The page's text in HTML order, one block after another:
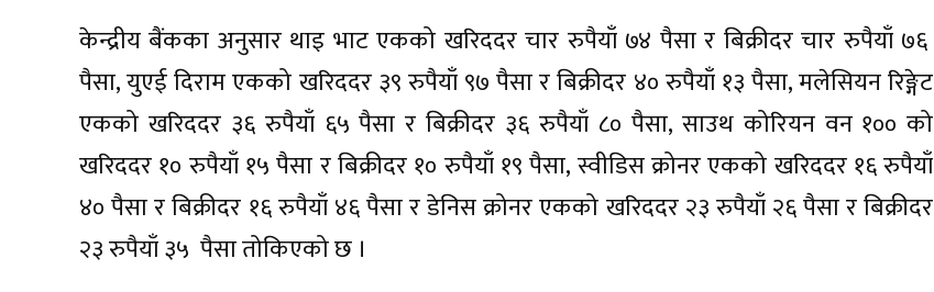
केन्द्रीय बैंकका अनुसार थाइ भाट एकको खरिददर चार रुपैयाँ ७४ पैसा र बिक्रीदर चार रुपैयाँ ७६
पैसा, युएई दिराम एकको खरिददर ३९ रुपैयाँ ९७ पैसा र बिक्रीदर ४० रुपैयाँ १३ पैसा, मलेसियन रिङ्गेट
एकको खरिददर ३६ रुपैयाँ ६५ पैसा र बिक्रीदर ३६ रुपैयाँ ८० पैसा, साउथ कोरियन वन १०० को
खरिददर १० रुपैयाँ १५ पैसा र बिक्रीदर १० रुपैयाँ १९ पैसा, स्वीडिस क्रोनर एकको खरिददर १६ रुपैयाँ
४० पैसा र बिक्रीदर १६ रुपैयाँ ४६ पैसा र डेनिस क्रोनर एकको खरिददर २३ रुपैयाँ २६ पैसा र बिक्रीदर
२३ रुपैयाँ ३५ पैसा तोकिएको छ ।